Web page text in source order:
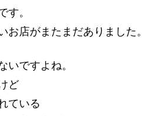
す。
お店がまたまだありました。
いですよね。
ど
ている